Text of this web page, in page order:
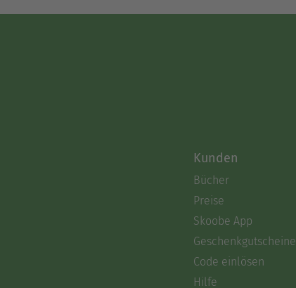
Kunden
Bücher
Preise
Skoobe App
Geschenkgutscheine
Code einlösen
Hilfe